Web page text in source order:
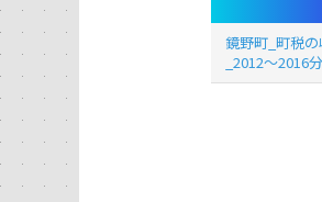
鏡野町_町税
_2012～2016